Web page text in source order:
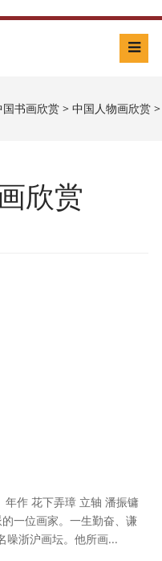
国书画欣赏> 中国人物画欣赏>
欣赏
作 花下弄璋 立轴 潘振镛
一位画家。一生勤奋、谦
噪浙沪画坛。他所画...